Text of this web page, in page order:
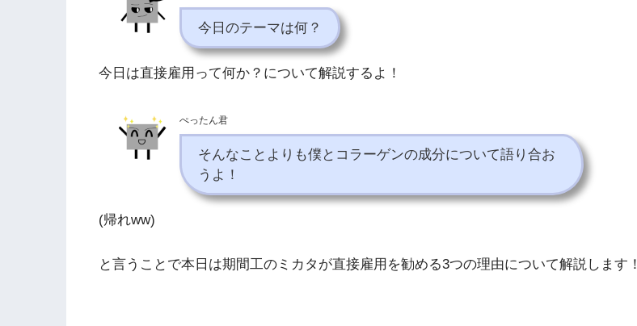
今日のテーマは何？
今日は直接雇用って何か？について解説するよ！
ぺったん君
そんなことよりも僕とコラーゲンの成分について語り合お
うよ！
(帰れww)
と言うことで本日は期間工のミカタが直接雇用を勧める3つの理由について解説します！